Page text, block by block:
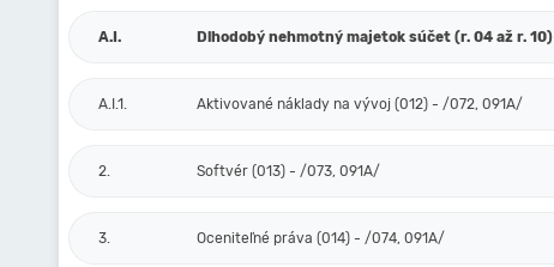
A.I. Dlhodobý nehmotný majetok súčet (r. 04 až r. 10)
A.I.1. Aktivované náklady na vývoj (012) - /072, 091A/
2. Softvér (013) - /073, 091A/
3. Oceniteľné práva (014) - /074, 091A/